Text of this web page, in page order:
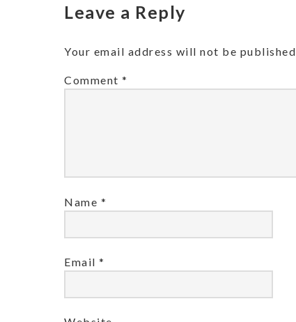
Leave a Reply
Your email address will not be published.
Comment *
Name *
Email *